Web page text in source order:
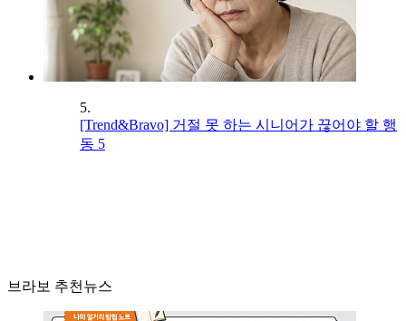
5.
[Trend&Bravo] 거절 못 하는 시니어가 끊어야 할 행
동 5
브라보 추천뉴스